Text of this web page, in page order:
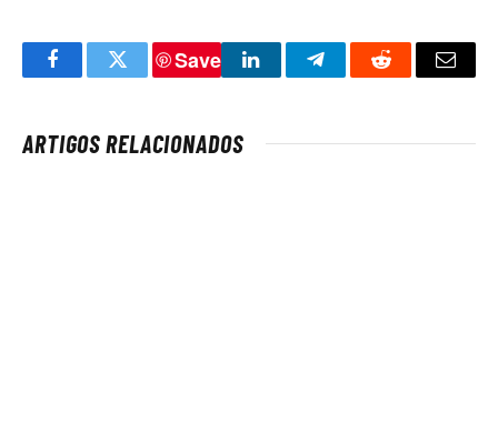
FacebookTwitter
Save
LinkedInTelegramReddit Email
ARTIGOS RELACIONADOS